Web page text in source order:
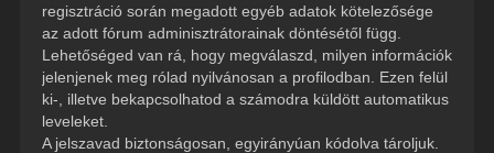
regisztráció során megadott egyéb adatok kötelezősége
az adott fórum adminisztrátorainak döntésétől függ.
Lehetőséged van rá, hogy megválaszd, milyen információk
jelenjenek meg rólad nyilvánosan a profilodban. Ezen felül
ki-, illetve bekapcsolhatod a számodra küldött automatikus
leveleket.
A jelszavad biztonságosan, egyirányúan kódolva tároljuk.